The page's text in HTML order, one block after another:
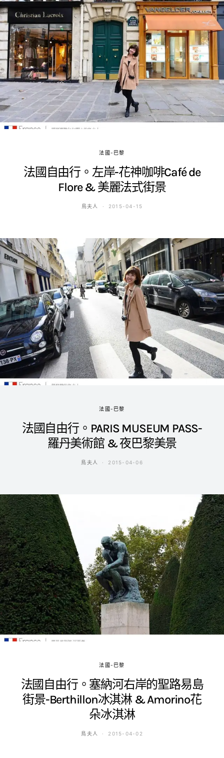
法國-巴黎
法國自由行。左岸-花神咖啡Café de
Flore & 美麗法式街景
鳥夫人 2015-04-15
法國-巴黎
法國自由行。PARIS MUSEUM PASS-
羅丹美術館 & 夜巴黎美景
鳥夫人 2015-04-06
法國-巴黎
法國自由行。塞納河右岸的聖路易島
街景-Berthillon冰淇淋 & Amorino花
朵冰淇淋
鳥夫人 2015-04-02